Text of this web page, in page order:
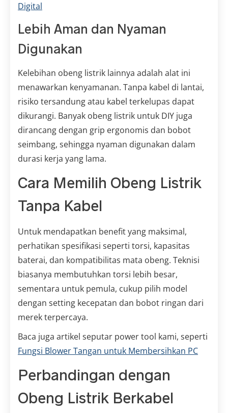
Digital
Lebih Aman dan Nyaman
Digunakan
Kelebihan obeng listrik lainnya adalah alat ini
menawarkan kenyamanan. Tanpa kabel di lantai,
risiko tersandung atau kabel terkelupas dapat
dikurangi. Banyak obeng listrik untuk DIY juga
dirancang dengan grip ergonomis dan bobot
seimbang, sehingga nyaman digunakan dalam
durasi kerja yang lama.
Cara Memilih Obeng Listrik
Tanpa Kabel
Untuk mendapatkan benefit yang maksimal,
perhatikan spesifikasi seperti torsi, kapasitas
baterai, dan kompatibilitas mata obeng. Teknisi
biasanya membutuhkan torsi lebih besar,
sementara untuk pemula, cukup pilih model
dengan setting kecepatan dan bobot ringan dari
merek terpercaya.
Baca juga artikel seputar power tool kami, seperti
Fungsi Blower Tangan untuk Membersihkan PC
Perbandingan dengan
Obeng Listrik Berkabel